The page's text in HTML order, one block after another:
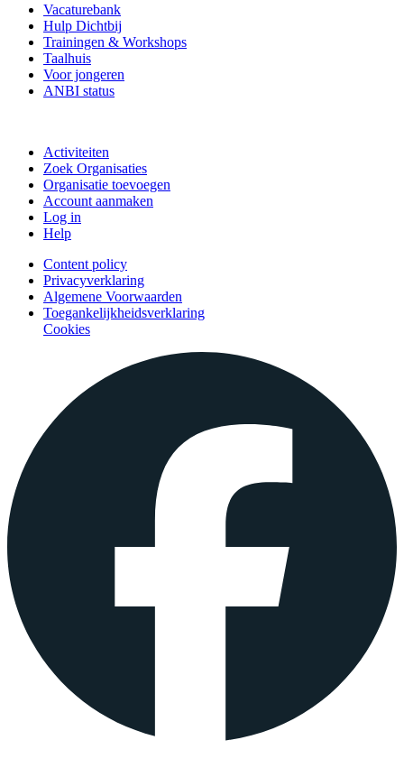
Vacaturebank
Hulp Dichtbij
Trainingen & Workshops
Taalhuis
Voor jongeren
ANBI status
Activiteiten
Zoek Organisaties
Organisatie toevoegen
Account aanmaken
Log in
Help
Content policy
Privacyverklaring
Algemene Voorwaarden
Toegankelijkheidsverklaring
Cookies